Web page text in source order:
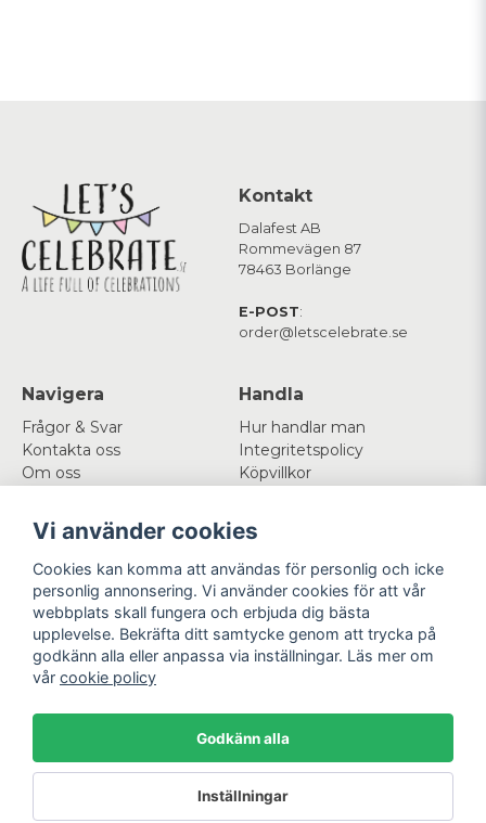
Kontakt
Dalafest AB
Rommevägen 87
78463 Borlänge
E-POST:
order@letscelebrate.se
Navigera
Frågor & Svar
Kontakta oss
Om oss
Handla
Hur handlar man
Integritetspolicy
Köpvillkor
Mitt konto
Logga in
Registrera dig
Glömt lösenord?
Följ oss
Facebook
Instagram
Betala enkelt Vi levererar med
Powered by Nyehandel AB
Vi använder cookies
Cookies kan komma att användas för personlig och icke
personlig annonsering. Vi använder cookies för att vår
webbplats skall fungera och erbjuda dig bästa
upplevelse. Bekräfta ditt samtycke genom att trycka på
godkänn alla eller anpassa via inställningar. Läs mer om
vår cookie policy
Godkänn alla
Inställningar